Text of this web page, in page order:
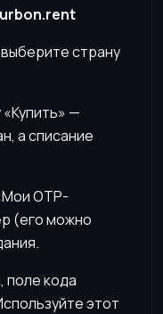
страну
—
а списание
OTP-
(его можно
поле кода
этот